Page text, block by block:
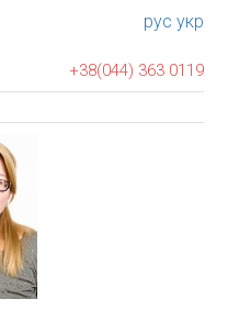
рус укр
+38(044) 363 0119